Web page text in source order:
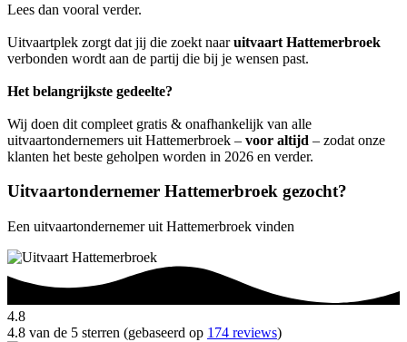
Lees dan vooral verder.
Uitvaartplek zorgt dat jij die zoekt naaruitvaart Hattemerbroek
verbonden wordt aan de partij die bij je wensen past.
Het belangrijkste gedeelte?
Wij doen dit compleet gratis & onafhankelijk van alle
uitvaartondernemers uit Hattemerbroek – voor altijd – zodat onze
klanten het beste geholpen worden in 2026 en verder.
Uitvaartondernemer Hattemerbroek gezocht?
Een uitvaartondernemer uit Hattemerbroek vinden
4.8
4.8 van de 5 sterren (gebaseerd op 174 reviews)